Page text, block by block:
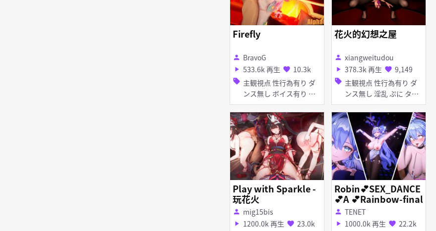
Firefly
person BravoG
play_arrow 533.6k 再生 favorite 10.3k
sell 主観視点 性行為有り ダ
ンス無し ボイス有り タ
イツ・ストッキング バニ
ーガール フェラ
花火的幻想之屋
person xiangweitudou
play_arrow 378.3k 再生 favorite 9,149
sell 主観視点 性行為有り ダ
ンス無し 淫乱 ぷに タイ
ツ・ストッキング ディル
ド ピアス・装飾品 アナ
ル責め ディープスロート
フェラ
Play with Sparkle -
玩花火
person mig15bis
play_arrow 1200.0k 再生 favorite 23.0k
Robin💕SEX_DANCE
💕A 💕Rainbow-final
person TENET
play_arrow 1000.0k 再生 favorite 22.2k